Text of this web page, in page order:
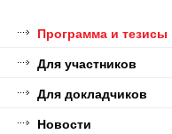
Программа и тезисы
Для участников
Для докладчиков
Новости